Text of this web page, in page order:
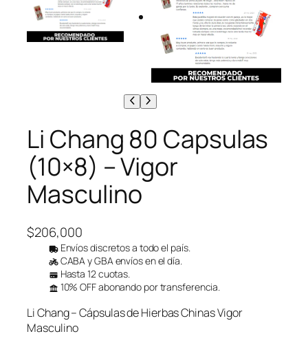
Li Chang 80 Capsulas
(10×8) – Vigor
Masculino
$206,000
Envíos discretos a todo el país.
CABA y GBA envíos en el día.
Hasta 12 cuotas.
10% OFF abonando por transferencia.
Li Chang – Cápsulas de Hierbas Chinas Vigor
Masculino